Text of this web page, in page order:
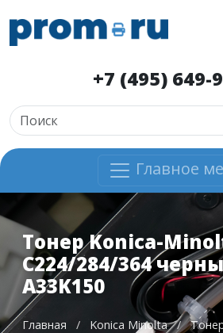
+7 (495) 649-
Главное
Тонер Konica-
C224/284/364
A33K150
Главная / Konica Minolta /